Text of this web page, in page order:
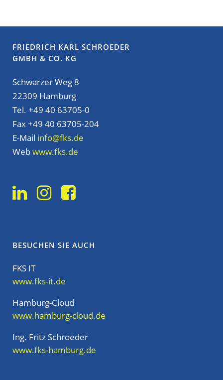
FRIEDRICH KARL SCHROEDER
GMBH & CO. KG
Schwarzer Weg 8
22309 Hamburg
Tel. +49 40 63705-0
Fax +49 40 63705-204
E-Mail info@fks.de
Webwww.fks.de
BESUCHEN SIE AUCH
FKS IT
www.fks-it.de
Hamburg-Cloud
www.hamburg-cloud.de
Ing. Fritz Schroeder
www.fks-hamburg.de